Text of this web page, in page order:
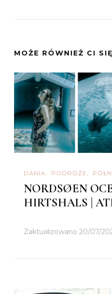
MOŻE RÓWNIEŻ CI
DANIA PODRÓŻE
NORDSØEN
HIRTSHALS |
Zaktualizowano 20/07/